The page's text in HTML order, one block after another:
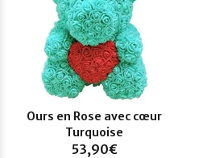
Ours en Rose avec cœur
Turquoise
53,90€